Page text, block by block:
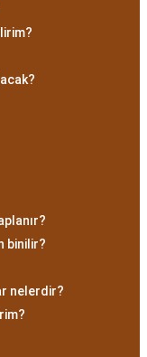
binilir?
nelerdir?